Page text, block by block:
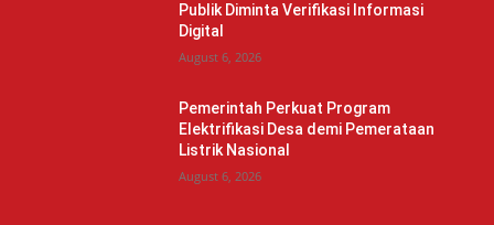
Publik Diminta Verifikasi Informasi
Digital
August 6, 2026
Pemerintah Perkuat Program
Elektrifikasi Desa demi Pemerataan
Listrik Nasional
August 6, 2026